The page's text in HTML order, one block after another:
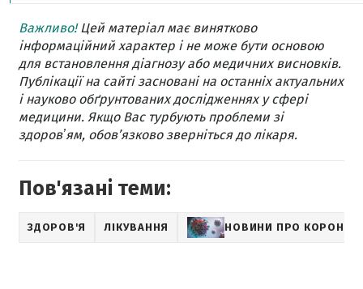
Важливо!Цей матеріал має винятково
інформаційний характер і не може бути основою
для встановлення діагнозу або медичних висновків.
Публікації на сайті засновані на останніх актуальних
і науково обґрунтованих дослідженнях у сфері
медицини. Якщо Вас турбують проблеми зі
здоровʼям, обов’язково зверніться до лікаря.
Пов'язані теми:
ЗДОРОВ'Я ЛІКУВАННЯ НОВИНИ ПРО